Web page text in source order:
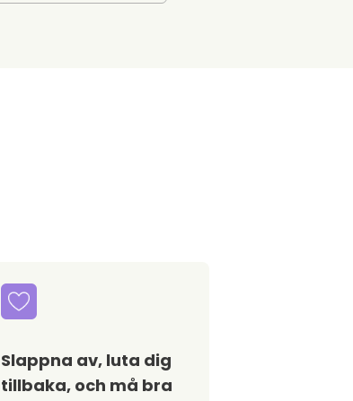
Slappna av, luta dig
tillbaka, och må bra